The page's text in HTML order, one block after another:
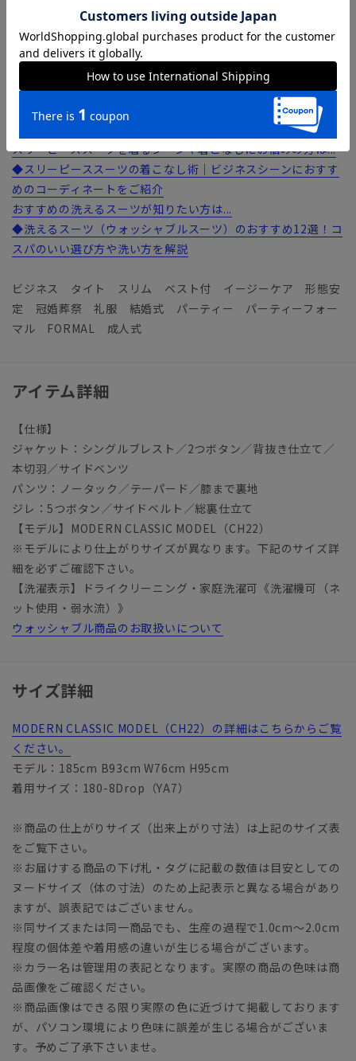
タリア製機械を使用することで高級感のある風合いにもこだわ
りました。毛羽がなくサラッとしたクリアツイルは、ストレッ
チ性に優れているうえロングシーズン着用しやすいのも◎
【機能】
ウォッシャブル／汚れてもご家庭で簡単にお洗濯が可能です。
スリーピーススーツを着るシーンや着こなしにお悩みの方は...
◆スリーピーススーツの着こなし術｜ビジネスシーンにおすす
めのコーディネートをご紹介
おすすめの洗えるスーツが知りたい方は...
◆洗えるスーツ（ウォッシャブルスーツ）のおすすめ12選！コ
スパのいい選び方や洗い方を解説
ビジネス タイト スリム ベスト付 イージーケア 形態安
定 冠婚葬祭 礼服 結婚式 パーティー パーティーフォー
マル FORMAL 成人式
アイテム詳細
【仕様】
ジャケット：シングルブレスト／2つボタン／背抜き仕立て／
本切羽／サイドベンツ
パンツ：ノータック／テーパード／膝まで裏地
ジレ：5つボタン／サイドベルト／総裏仕立て
【モデル】MODERN CLASSIC MODEL（CH22）
※モデルにより仕上がりサイズが異なります。下記のサイズ詳
細を必ずご確認下さい。
【洗濯表示】ドライクリーニング・家庭洗濯可《洗濯機可（ネ
ット使用・弱水流）》
ウォッシャブル商品のお取扱いについて
サイズ詳細
MODERN CLASSIC MODEL（CH22）の詳細はこちらからご覧
ください。
モデル：185cm B93cm W76cm H95cm
着用サイズ：180-8Drop（YA7）
※商品の仕上がりサイズ（出来上がり寸法）は上記のサイズ表
をご覧下さい。
※お届けする商品の下げ札・タグに記載の数値は目安としての
ヌードサイズ（体の寸法）のため上記表示と異なる場合があり
ますが、誤表記ではございません。
※同サイズまたは同一商品でも、生産の過程で1.0cm～2.0cm
程度の個体差や着用感の違いが生じる場合がございます。
※カラー名は管理用の表記となります。実際の商品の色味は商
品画像をご確認ください。
※商品画像はできる限り実際の色に近づけて掲載しております
が、パソコン環境により色味に誤差が生じる場合がございま
す。予めご了承下さいませ。